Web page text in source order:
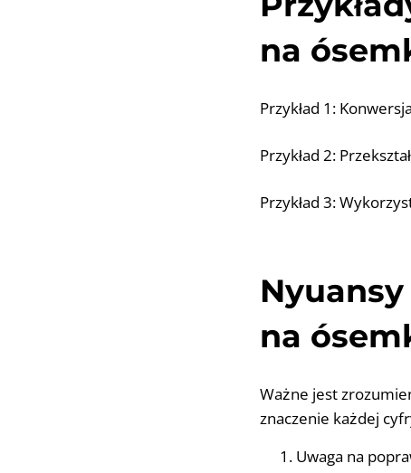
na
Przykład 1:
Przykład 2:
Przykład 3:
na
Ważne jest
znaczenie każdej
Uwaga na